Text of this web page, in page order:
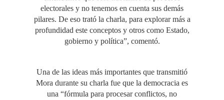
electorales y no tenemos en cuenta sus demás
pilares. De eso trató la charla, para explorar más a
profundidad este conceptos y otros como Estado,
gobierno y política”, comentó.
Una de las ideas más importantes que transmitió
Mora durante su charla fue que la democracia es
una “fórmula para procesar conflictos, no